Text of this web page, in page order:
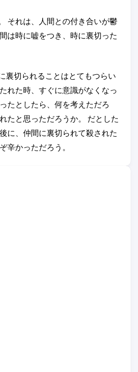
それは、人間との付き合いが鬱
は時に嘘をつき、時に裏切った
裏切られることはとてもつらい
れた時、すぐに意識がなくなっ
たとしたら、何を考えただろ
たと思っただろうか。 だとした
に、仲間に裏切られて殺された
辛かっただろう。